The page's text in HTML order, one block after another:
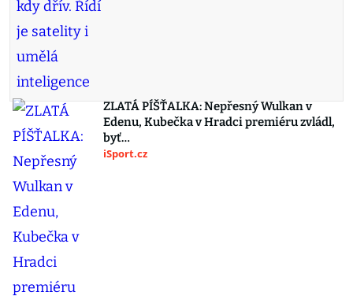
ZLATÁ PÍŠŤALKA: Nepřesný Wulkan v
Edenu, Kubečka v Hradci premiéru zvládl,
byť…
iSport.cz